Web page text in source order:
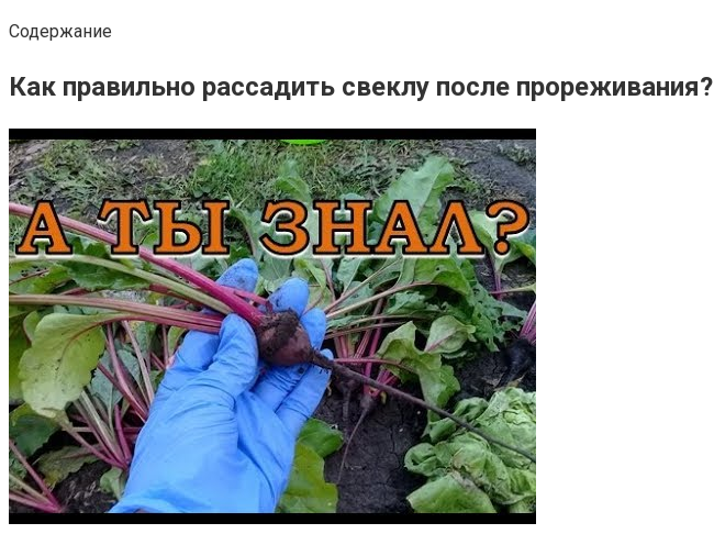
Содержание
Как правильно рассадить свеклу после прореживания?